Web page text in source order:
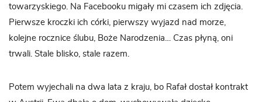
towarzyskiego. Na Facebooku migały mi czasem ich zdjęcia.
Pierwsze kroczki ich córki, pierwszy wyjazd nad morze,
kolejne rocznice ślubu, Boże Narodzenia… Czas płyną, oni
trwali. Stale blisko, stale razem.
Potem wyjechali na dwa lata z kraju, bo Rafał dostał kontrakt